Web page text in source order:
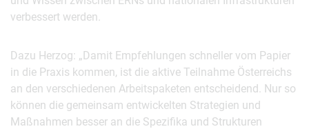
verbessert werden.
Dazu Herzog: „Damit Empfehlungen schneller vom Papier
in die Praxis kommen, ist die aktive Teilnahme Österreichs
an den verschiedenen Arbeitspaketen entscheidend. Nur so
können die gemeinsam entwickelten Strategien und
Maßnahmen besser an die Spezifika und Strukturen